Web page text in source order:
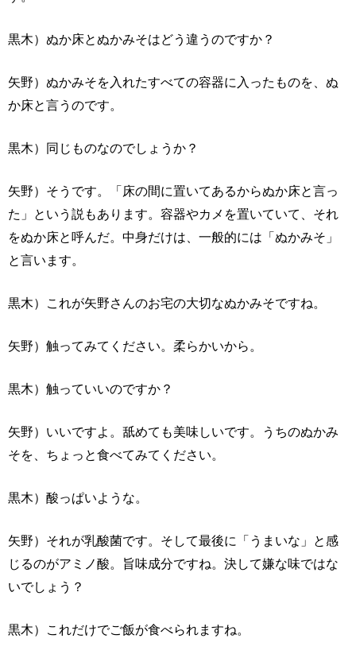
黒木）ぬか床とぬかみそはどう違うのですか？
矢野）ぬかみそを入れたすべての容器に入ったものを、ぬ
か床と言うのです。
黒木）同じものなのでしょうか？
矢野）そうです。「床の間に置いてあるからぬか床と言っ
た」という説もあります。容器やカメを置いていて、それ
をぬか床と呼んだ。中身だけは、一般的には「ぬかみそ」
と言います。
黒木）これが矢野さんのお宅の大切なぬかみそですね。
矢野）触ってみてください。柔らかいから。
黒木）触っていいのですか？
矢野）いいですよ。舐めても美味しいです。うちのぬかみ
そを、ちょっと食べてみてください。
黒木）酸っぱいような。
矢野）それが乳酸菌です。そして最後に「うまいな」と感
じるのがアミノ酸。旨味成分ですね。決して嫌な味ではな
いでしょう？
黒木）これだけでご飯が食べられますね。